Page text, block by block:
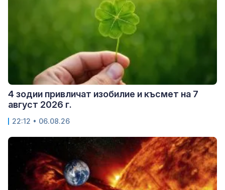
4 зодии привличат изобилие и късмет на 7
август 2026 г.
22:12 • 06.08.26